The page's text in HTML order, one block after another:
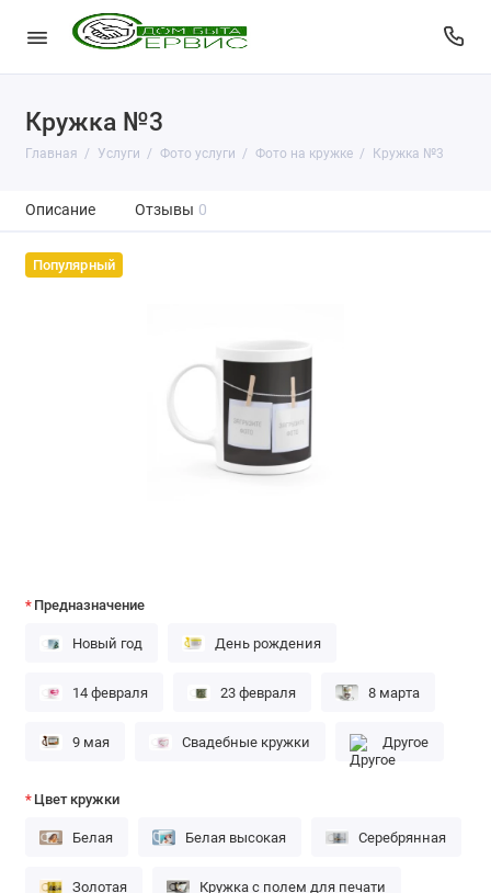
Кружка №3
Главная Услуги Фото услуги Фото на кружке Кружка №3
Описание Отзывы 0
Популярный
Предназначение
Новый год День рождения
14 февраля 23 февраля 8 марта
9 мая Свадебные кружки Другое
Цвет кружки
Белая Белая высокая Серебрянная
Золотая Кружка с полем для печати